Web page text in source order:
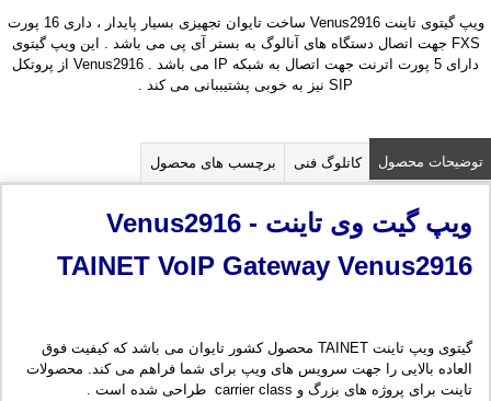
ویپ گیتوی تاینت Venus2916 ساخت تایوان تجهیزی بسیار پایدار ، داری 16 پورت
FXS جهت اتصال دستگاه های آنالوگ به بستر آی پی می باشد . این ویپ گیتوی
دارای 5 پورت اترنت جهت اتصال به شبکه IP می باشد . Venus2916 از پروتکل
SIP نیز به خوبی پشتیببانی می کند .
توضیحات محصول کاتلوگ فنی برچسب های محصول
ویپگیت وی تاینت Venus2916 -
TAINET VoIP Gateway Venus2916
گیتوی ویپ تاینت TAINET محصول کشور تایوان می باشد که کیفیت فوق
العاده بالایی را جهت سرویس های ویپ برای شما فراهم می کند. محصولات
تاینت برای پروژه های بزرگ و carrier class طراحی شده است .